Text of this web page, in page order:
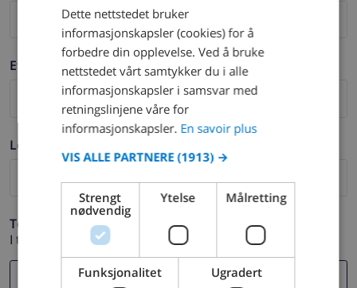
Etternavn *
Logg ut *
Telefon *
I tilfelle din e-postadresse ikke fungerer.
SPANISH
GERMAN
CATALAN
NORWEGIAN
Dette nettstedet bruker
informasjonskapsler (cookies) for å
forbedre din opplevelse. Ved å bruke
nettstedet vårt samtykker du i alle
informasjonskapsler i samsvar med
retningslinjene våre for
informasjonskapsler. En savoir plus
VIS ALLE PARTNERE (1913) →
Strengt
nødvendig
Ytelse Målretting
Funksjonalitet Ugradert